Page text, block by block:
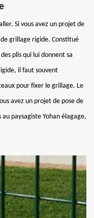
Si vous avez un projet de
grillage rigide. Constitué
plis qui lui donnent sa
il faut souvent
pour fixer le grillage. Le
avez un projet de pose de
paysagiste Yohan élagage,